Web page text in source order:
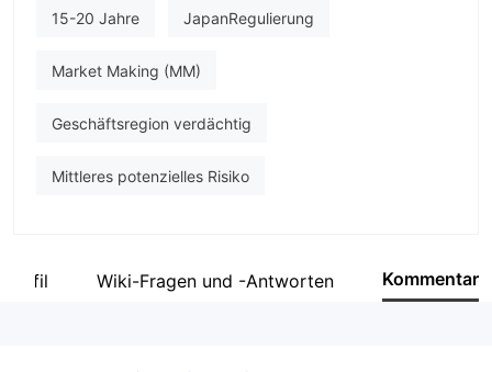
Unternehmensmitarbeiter
15-20 Jahre JapanRegulierung
Market Making (MM)
Geschäftsregion verdächtig
Mittleres potenzielles Risiko
Wiki-Fragen und -Antworten Kommentar